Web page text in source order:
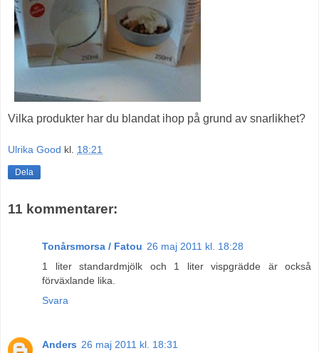
Vilka produkter har du blandat ihop på grund av snarlikhet?
Ulrika Good kl. 18:21
Dela
11 kommentarer:
Tonårsmorsa / Fatou 26 maj 2011 kl. 18:28
1 liter standardmjölk och 1 liter vispgrädde är också
förväxlande lika.
Svara
Anders 26 maj 2011 kl. 18:31